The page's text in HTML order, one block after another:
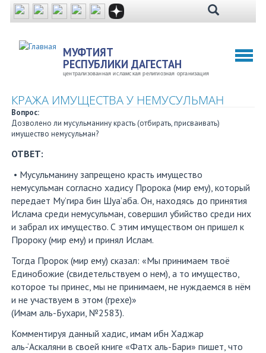
Перейти
содержанию
МУФТИЯТ
РЕСПУБЛИКИ ДАГЕСТАН
централизованная исламская религиозная организация
КРАЖА ИМУЩЕСТВА У НЕМУСУЛЬМАН
Вопрос:
Дозволено ли мусульманину красть (отбирать, присваивать)
имущество немусульман?
ОТВЕТ:
• Мусульманину запрещено красть имущество
немусульман согласно хадису Пророка (мир ему), который
передает Му’гира бин Шуа’аба. Он, находясь до принятия
Ислама среди немусульман, совершил убийство среди них
и забрал их имущество. С этим имуществом он пришел к
Пророку (мир ему) и принял Ислам.
Тогда Пророк (мир ему) сказал: «Мы принимаем твоё
Единобожие (свидетельствуем о нем), а то имущество,
которое ты принес, мы не принимаем, не нуждаемся в нём
и не участвуем в этом (грехе)»
(Имам аль-Бухари, №2583).
Комментируя данный хадис, имам ибн Хаджар
аль-‘Аскаляни в своей книге «Фатх аль-Бари» пишет, что